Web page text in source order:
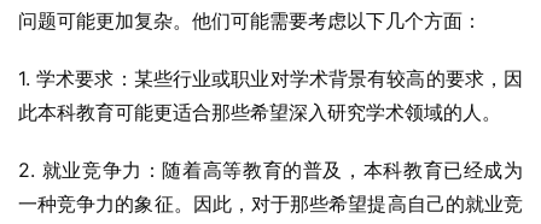
问题可能更加复杂。他们可能需要考虑以下几个方面：
1. 学术要求：某些行业或职业对学术背景有较高的要求，因
此本科教育可能更适合那些希望深入研究学术领域的人。
2. 就业竞争力：随着高等教育的普及，本科教育已经成为
一种竞争力的象征。因此，对于那些希望提高自己的就业竞